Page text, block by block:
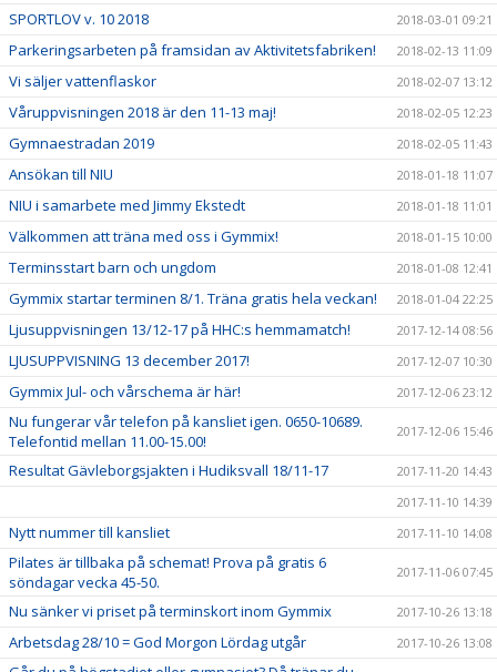
SPORTLOV v. 10 2018 2018-03-01 09:21
Parkeringsarbeten på framsidan av Aktivitetsfabriken! 2018-02-13 11:09
Vi säljer vattenflaskor 2018-02-07 13:12
Våruppvisningen 2018 är den 11-13 maj! 2018-02-05 12:23
Gymnaestradan 2019 2018-02-05 11:43
Ansökan till NIU 2018-01-18 11:07
NIU i samarbete med Jimmy Ekstedt 2018-01-18 11:01
Välkommen att träna med oss i Gymmix! 2018-01-15 10:00
Terminsstart barn och ungdom 2018-01-08 12:41
Gymmix startar terminen 8/1. Träna gratis hela veckan! 2018-01-04 22:25
Ljusuppvisningen 13/12-17 på HHC:s hemmamatch! 2017-12-14 08:56
LJUSUPPVISNING 13 december 2017! 2017-12-07 10:30
Gymmix Jul- och vårschema är här! 2017-12-06 23:12
Nu fungerar vår telefon på kansliet igen. 0650-10689.
Telefontid mellan 11.00-15.00!
2017-12-06 15:46
Resultat Gävleborgsjakten i Hudiksvall 18/11-17
2017-11-20 14:43
2017-11-10 14:39
Nytt nummer till kansliet 2017-11-10 14:08
Pilates är tillbaka på schemat! Prova på gratis 6
söndagar vecka 45-50.
2017-11-06 07:45
Nu sänker vi priset på terminskort inom Gymmix 2017-10-26 13:18
Arbetsdag 28/10 = God Morgon Lördag utgår 2017-10-26 13:08